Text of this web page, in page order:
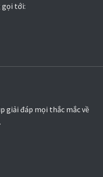
gọi tới:
giải đáp mọi thắc mắc về